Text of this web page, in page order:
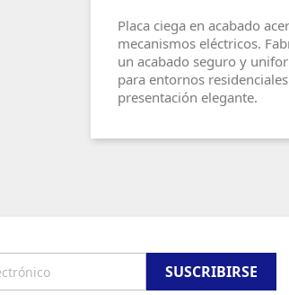
Placa ciega en acabado
mecanismos eléctricos.
un acabado seguro y
para entornos
presentación elegante.